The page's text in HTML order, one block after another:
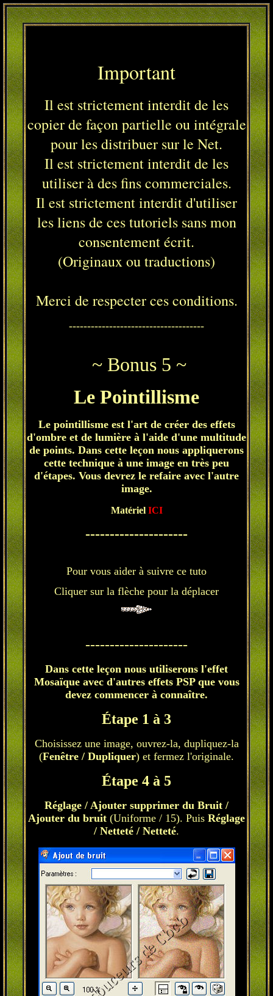
Important
Il est strictement interdit de les
copier de façon partielle ou intégrale
pour les distribuer sur le Net.
Il est strictement interdit de les
utiliser à des fins commerciales.
Il est strictement interdit d'utiliser
les liens de ces tutoriels sans mon
consentement écrit.
(Originaux ou traductions)
Merci de respecter ces conditions.
-------------------------------------
~ Bonus 5 ~
Le Pointillisme
Le pointillisme est l'art de créer des effets
d'ombre et de lumière à l'aide d'une multitude
de points. Dans cette leçon nous appliquerons
cette technique à une image en très peu
d'étapes. Vous devrez le refaire avec l'autre
image.
Matériel ICI
---------------------
Pour vous aider à suivre ce tuto
Cliquer sur la flèche pour la déplacer
---------------------
Dans cette leçon nous utiliserons l'effet
Mosaïque avec d'autres effets PSP que vous
devez commencer à connaître.
Étape 1 à 3
Choisissez une image, ouvrez-la, dupliquez-la
(Fenêtre / Dupliquer) et fermez l'originale.
Étape 4 à 5
Réglage / Ajouter supprimer du Bruit /
Ajouter du bruit (Uniforme / 15). Puis Réglage
/ Netteté / Netteté.